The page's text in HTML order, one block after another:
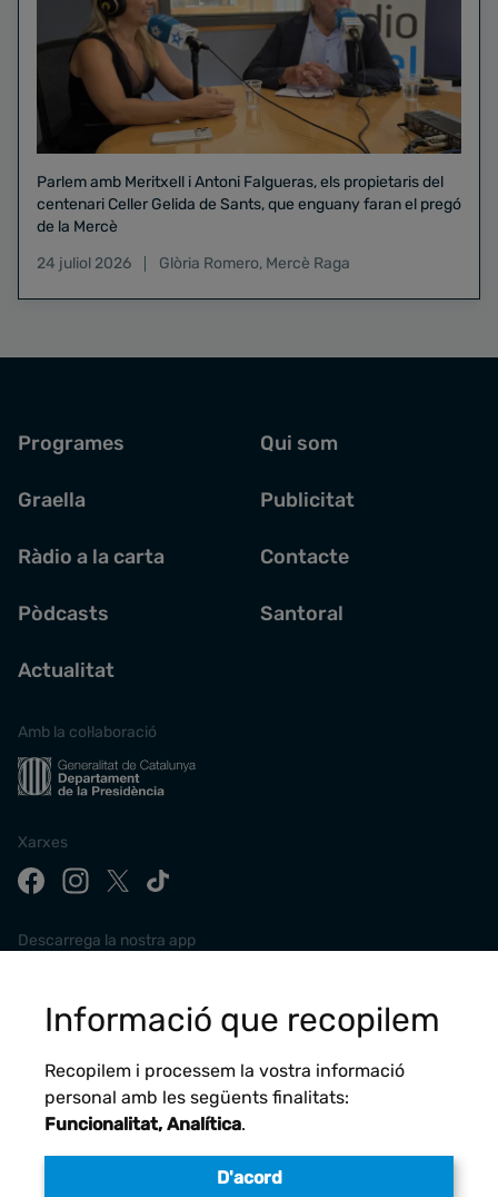
Parlem amb Meritxell i Antoni Falgueras, els propietaris del
centenari Celler Gelida de Sants, que enguany faran el pregó
de la Mercè
24 juliol 2026
Glòria Romero, Mercè Raga
Programes
Graella
Ràdio a la carta
Pòdcasts
Actualitat
Qui som
Publicitat
Contacte
Santoral
Amb la col·laboració
Xarxes
Descarrega la nostra app
Informació que recopilem
Recopilem i processem la vostra informació
personal amb les següents finalitats:
Funcionalitat, Analítica.
D'acord